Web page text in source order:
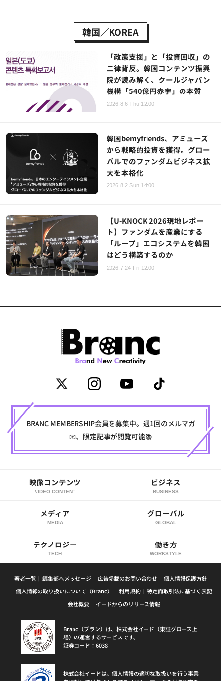
韓国／KOREA
「政策支援」と「投資回収」の
二律背反。韓国コンテンツ振興
院が読み解く、クールジャパン
機構「540億円赤字」の本質
2026.8.6 Thu 12:00
韓国bemyfriends、アミューズ
から戦略的投資を獲得。グロー
バルでのファンダムビジネス拡
大を本格化
2026.8.2 Sun 14:00
【U-KNOCK 2026現地レポー
ト】ファンダムを産業にする
「ループ」エコシステムを韓国
はどう構築するのか
2026.7.24 Fri 12:00
BRANC MEMBERSHIP会員を募集中。週1回のメルマガ
📧、限定記事が閲覧可能📚
映像コンテンツ
VIDEO CONTENT
ビジネス
BUSINESS
メディア
MEDIA
グローバル
GLOBAL
テクノロジー
TECH
働き方
WORKSTYLE
著者一覧 編集部へメッセージ 広告掲載のお問い合わせ
個人情報保護方針
個人情報の取り扱いについて（Branc）
利用規約
特定商取引法に基づく表記
会社概要
イードからのリリース情報
Branc（ブラン）は、株式会社イード（東証グロース上
場）の運営するサービスです。
証券コード：6038
株式会社イードは、個人情報の適切な取扱いを行う事業